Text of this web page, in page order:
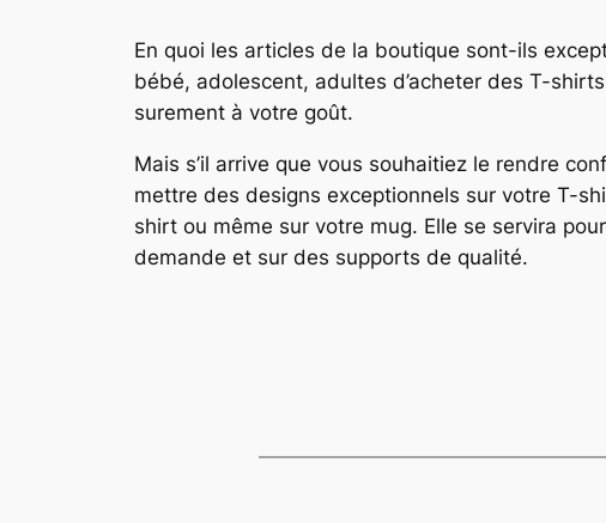
En quoi les articles de la boutique sont-ils
bébé, adolescent, adultes d’acheter des T-
surement à votre goût.
Mais s’il arrive que vous souhaitiez le rendre
mettre des designs exceptionnels sur votre T-
shirt ou même sur votre mug. Elle se servira
demande et sur des supports de qualité.